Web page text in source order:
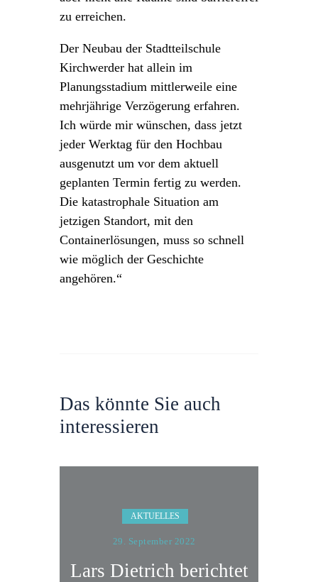
zu erreichen.
Der Neubau der Stadtteilschule
Kirchwerder hat allein im
Planungsstadium mittlerweile eine
mehrjährige Verzögerung erfahren.
Ich würde mir wünschen, dass jetzt
jeder Werktag für den Hochbau
ausgenutzt um vor dem aktuell
geplanten Termin fertig zu werden.
Die katastrophale Situation am
jetzigen Standort, mit den
Containerlösungen, muss so schnell
wie möglich der Geschichte
angehören.“
Das könnte Sie auch
interessieren
AKTUELLES
29. September 2022
Lars Dietrich berichtet